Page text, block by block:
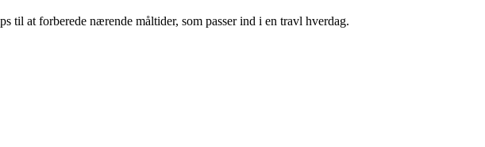
til at forberede nærende måltider, som passer ind i en travl hverdag.